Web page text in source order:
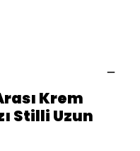
Krem
Stilli Uzun